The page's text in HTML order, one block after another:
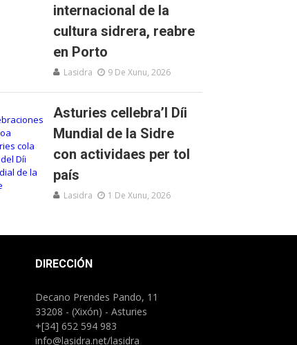
internacional de la
cultura sidrera, reabre
en Porto
Lasidra 9 De Xunu, 2026
Asturies cellebra’l Díi
Mundial de la Sidre
con actividaes per tol
país
Lasidra 1 De Xunu, 2026
DIRECCIÓN
Decano Prendes Pando, 11
33208 - (Xixón) - Asturies
+[34] 652 594 983
info@lasidra.net/lasidra